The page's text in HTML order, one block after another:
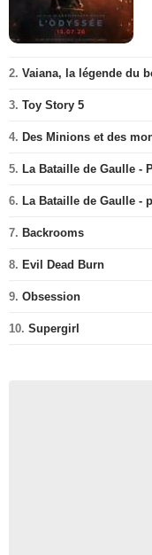
2. Vaiana, la légende du
3. Toy Story 5
4. Des Minions et des
5. La Bataille de Gaulle -
6. La Bataille de Gaulle -
7. Backrooms
8. Evil Dead Burn
9. Obsession
10. Supergirl